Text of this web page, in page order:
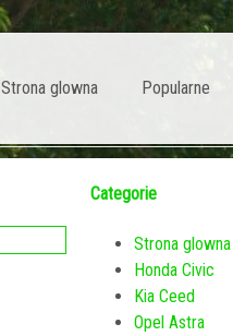
Strona glowna Popularne
Categorie
Strona glowna
Honda Civic
Kia Ceed
Opel Astra